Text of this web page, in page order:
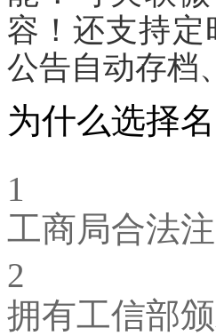
容！还支持
公告自动存档
为什么选择
1
工商局合法
2
拥有工信部